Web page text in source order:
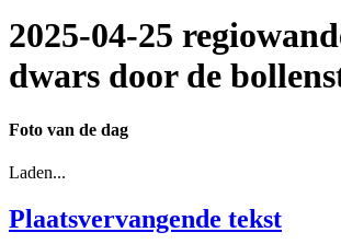
2025-04-25
dwars door de
Foto van de dag
Laden...
Plaatsvervangende tekst